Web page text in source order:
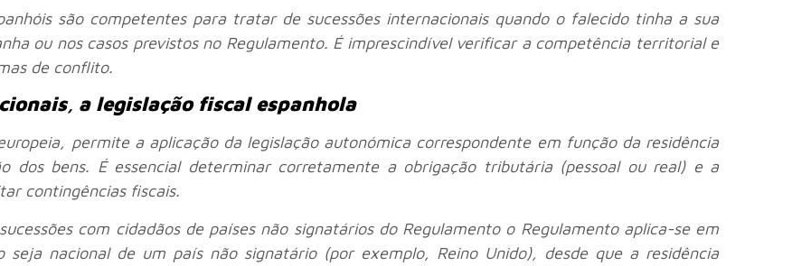
são competentes para tratar de sucessões internacionais quando o falecido tinha a sua
ou nos casos previstos no Regulamento. É imprescindível verificar a competência territorial e
de conflito.
, a legislação fiscal espanhola
permite a aplicação da legislação autonómica correspondente em função da residência
dos bens. É essencial determinar corretamente a obrigação tributária (pessoal ou real) e a
contingências fiscais.
com cidadãos de países não signatários do Regulamento o Regulamento aplica-se em
seja nacional de um país não signatário (por exemplo, Reino Unido), desde que a residência